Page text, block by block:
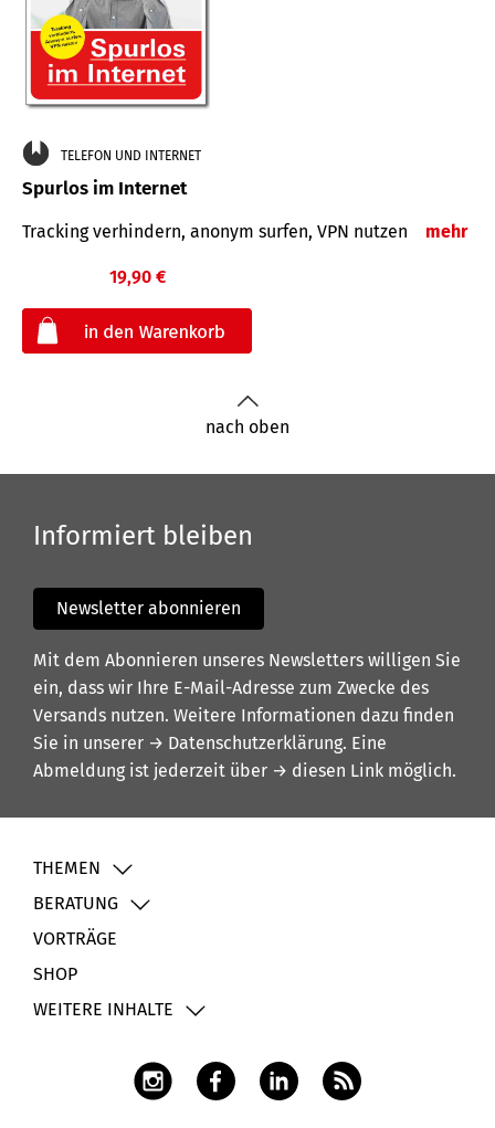
TELEFON UND INTERNET
Spurlos im Internet
Tracking verhindern, anonym surfen, VPN nutzen mehr
19,90 €
nach oben
Informiert bleiben
Newsletter abonnieren
Mit dem Abonnieren unseres Newsletters willigen Sie
ein, dass wir Ihre E-Mail-Adresse zum Zwecke des
Versands nutzen. Weitere Informationen dazu finden
Sie in unserer → Datenschutzerklärung. Eine
Abmeldung ist jederzeit über → diesen Link möglich.
THEMEN
BERATUNG
VORTRÄGE
SHOP
WEITERE INHALTE